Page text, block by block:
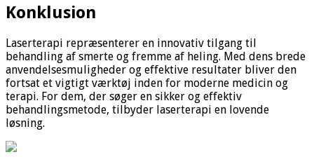
Konklusion
Laserterapi repræsenterer en innovativ tilgang til
behandling af smerte og fremme af heling. Med dens brede
anvendelsesmuligheder og effektive resultater bliver den
fortsat et vigtigt værktøj inden for moderne medicin og
terapi. For dem, der søger en sikker og effektiv
behandlingsmetode, tilbyder laserterapi en lovende
løsning.